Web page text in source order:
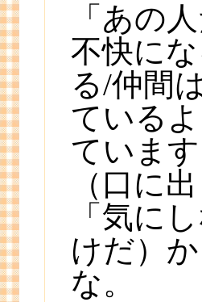
「あの
不快に
る/仲間
ている
ていま
（口に
「気に
けだ）
な。